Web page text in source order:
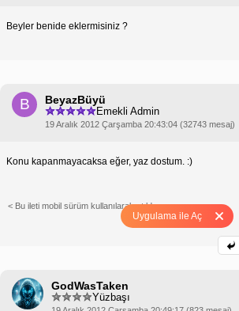
Uygulama ile Aç
Beyler benide eklermisiniz ?
B BeyazBüyü
Emekli Admin
19 Aralık 2012 Çarşamba 20:43:04 (32743 mesaj)
Konu kapanmayacaksa eğer, yaz dostum. :)
< Bu ileti mobil sürüm kullanılarak atıldı >
GodWasTaken
Yüzbaşı